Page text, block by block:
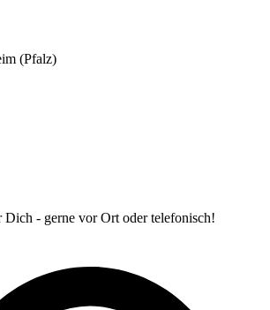
(Pfalz)
Dich - gerne vor Ort oder telefonisch!